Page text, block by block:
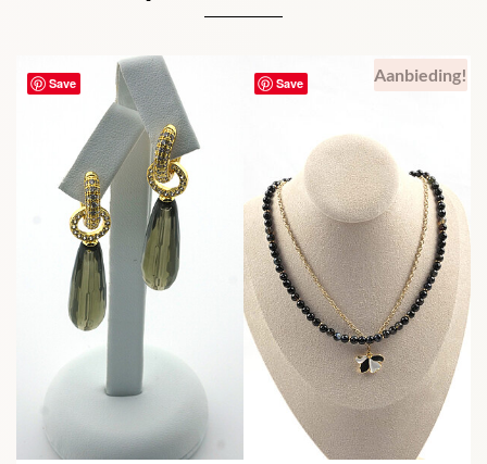
Save Save Aanbieding!